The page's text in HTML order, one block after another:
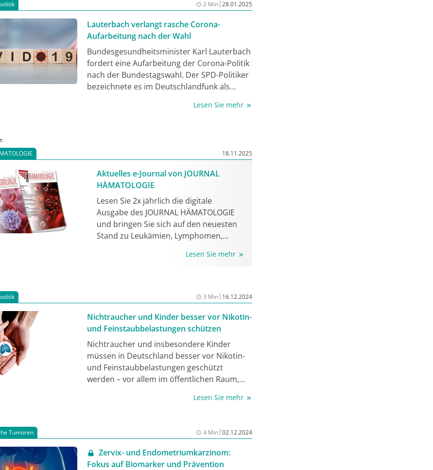
mit Aciclovir für mehr als 12 Monate nach
alloSCT empfohlen, jedoch variiert die
Prophylaxedauer innerhalb der einzelnen
Transplantationszentren, sodass die HZ-
Inzidenz in dieser Population hoch ist. Trotz
erweiterter Aciclovir-Prophylaxe beträgt die
Inzidenz einer VZV-Reaktivierung 2 Jahre
nach der alloSCT 4-9%. Die Impfung mit
einem adjuvantierten rekombinanten
2 Min|28.01.2025
Lauterbach verlangt rasche Corona-
Aufarbeitung nach der Wahl
Bundesgesundheitsminister Karl Lauterbach
fordert eine Aufarbeitung der Corona-Politik
nach der Bundestagswahl. Der SPD-Politiker
bezeichnete es im Deutschlandfunk als
Aufarbeitung hätte die Ampel-Regierung
Bereitschaft zur Akzeptanz von Maßnahmen
im Fall einer neuen Pandemie zu erreichen.
Lesen Sie mehr
18.11.2025
Aktuelles e-Journal von JOURNAL
HÄMATOLOGIE
Lesen Sie 2x jährlich die digitale
Ausgabe des JOURNAL HÄMATOLOGIE
und bringen Sie sich auf den neuesten
Stand zu Leukämien, Lymphomen,
Lesen Sie mehr
3 Min| 16.12.2024
Nichtraucher und Kinder besser vor Nikotin-
und Feinstaubbelastungen schützen
Nichtraucher und insbesondere Kinder
müssen in Deutschland besser vor Nikotin-
und Feinstaubbelastungen geschützt
werden – vor allem im öffentlichen Raum,
führende Lungenärztinnen und -ärzte der
Deutschen Atemwegsliga (DAL) sowie der
Deutschen Lungenstiftung (DLS).
Hintergrund: In Deutschland erkranken
Lesen Sie mehr
Tumoren 4 Min|02.12.2024
Zervix- und Endometriumkarzinom:
Fokus auf Biomarker und Prävention